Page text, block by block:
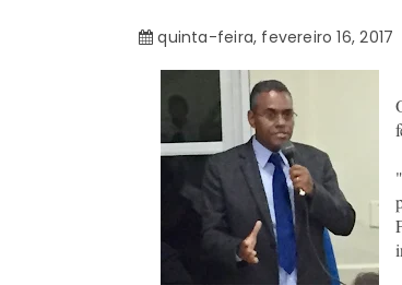
quinta-feira, fevereiro 16, 2017